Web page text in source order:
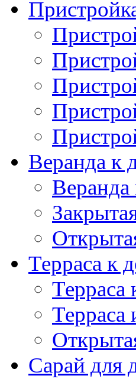
Фундамент
Свайный
Фундамент